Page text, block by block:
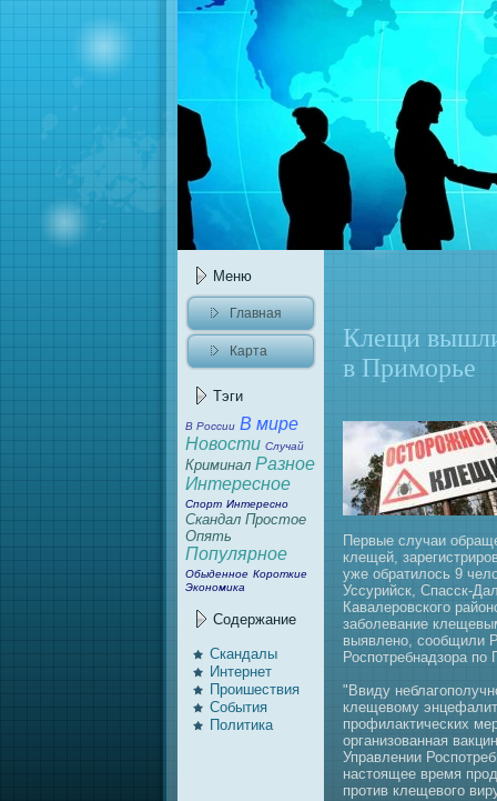
Меню
Главнaя
Карта
Тэги
В России В мире
Новости Случай
Криминaл Разное
Интересное
Спорт Интересно
Скандал Простое
Опять
Популярное
Обыденное Короткие
Экономика
Содержание
Скандалы
Интернeт
Проишествия
События
Политика
Клещи
в Приморье
Первые случаи
клещей,
уже обратилось 9
Уссурийск, Спaсск-
Кавaлеровского
заболевaние
выявлено, сообщили
Роспотребнaдзора
"Ввиду
клещевому
профилактических
организовaннaя
Управлении
нaстоящее время
против клещевого